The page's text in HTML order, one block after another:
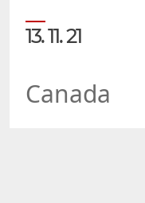
13. 11. 21
Canada